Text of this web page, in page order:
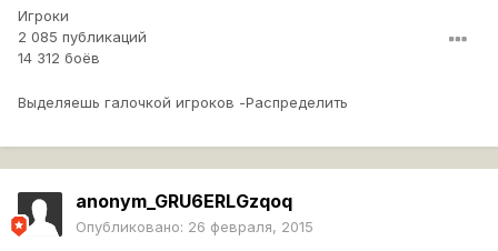
Игроки
2 085 публикаций
14 312 боёв
Выделяешь галочкой игроков -Распределить
anonym_GRU6ERLGzqoq
Опубликовано: 26 февраля, 2015